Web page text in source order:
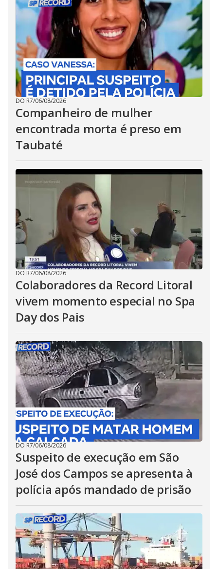
DO R7/06/08/2026
Companheiro de mulher
encontrada morta é preso em
Taubaté
DO R7/06/08/2026
Colaboradores da Record Litoral
vivem momento especial no Spa
Day dos Pais
DO R7/06/08/2026
Suspeito de execução em São
José dos Campos se apresenta à
polícia após mandado de prisão